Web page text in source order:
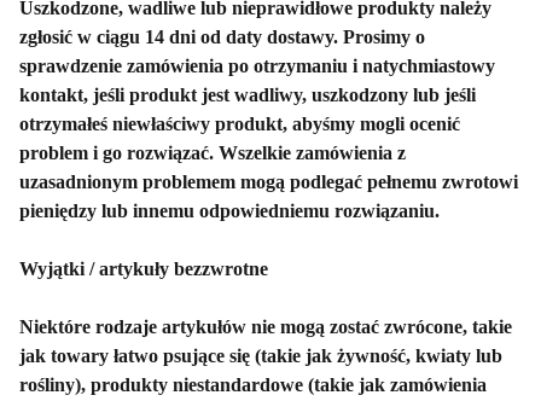
Uszkodzone, wadliwe lub nieprawidłowe produkty należy
zgłosić w ciągu 14 dni od daty dostawy. Prosimy o
sprawdzenie zamówienia po otrzymaniu i natychmiastowy
kontakt, jeśli produkt jest wadliwy, uszkodzony lub jeśli
otrzymałeś niewłaściwy produkt, abyśmy mogli ocenić
problem i go rozwiązać. Wszelkie zamówienia z
uzasadnionym problemem mogą podlegać pełnemu zwrotowi
pieniędzy lub innemu odpowiedniemu rozwiązaniu.
Wyjątki / artykuły bezzwrotne
Niektóre rodzaje artykułów nie mogą zostać zwrócone, takie
jak towary łatwo psujące się (takie jak żywność, kwiaty lub
rośliny), produkty niestandardowe (takie jak zamówienia